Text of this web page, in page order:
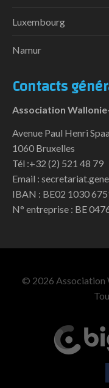
Luxembourg
Namur
Contacts
Association
Avenue Paul Henri
1060 Bruxelles
Tél :+32 (2) 521 48 79
Email :
IBAN : BE02 1030
N° entreprise : BE
© 2026 Association